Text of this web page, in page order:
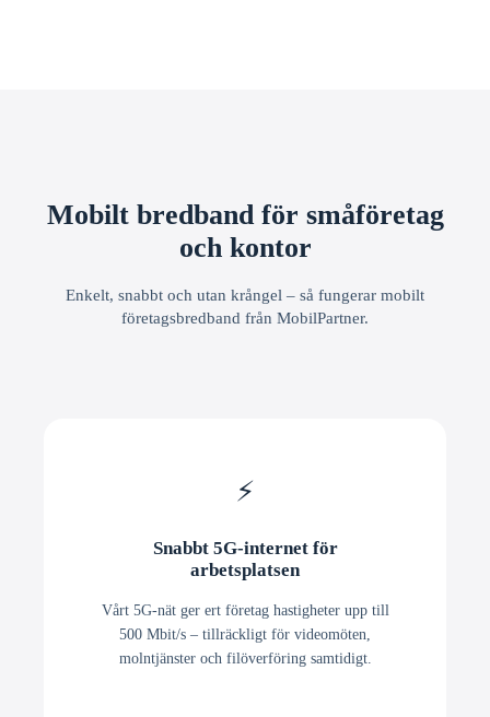
Mobilt bredband för småföretag
och kontor
Enkelt, snabbt och utan krångel – så fungerar mobilt
företagsbredband från MobilPartner.
⚡
Snabbt 5G-internet för
arbetsplatsen
Vårt 5G-nät ger ert företag hastigheter upp till
500 Mbit/s – tillräckligt för videomöten,
molntjänster och filöverföring samtidigt.